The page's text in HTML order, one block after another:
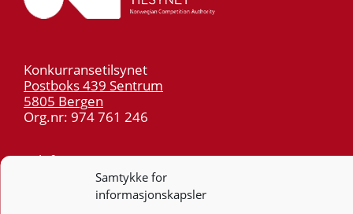
Samtykke for
informasjonskapsler
Konkurransetilsynet
Postboks 439 Sentrum
5805 Bergen
Org.nr: 974 761 246
Telefon:55 59 75 00
post@kt.no
Nyhetsvarsel >>